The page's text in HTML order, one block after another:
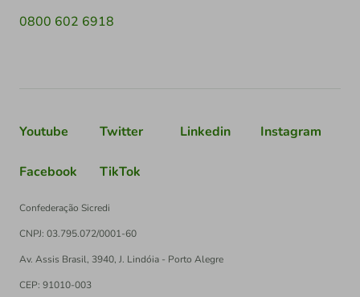
0800 602 6918
Youtube Twitter Linkedin Instagram
Facebook TikTok
Confederação Sicredi
CNPJ: 03.795.072/0001-60
Av. Assis Brasil, 3940, J. Lindóia - Porto Alegre
CEP: 91010-003